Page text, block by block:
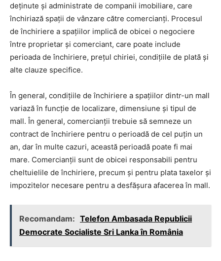
deținute și administrate de companii imobiliare, care
închiriază spații de vânzare către comercianți. Procesul
de închiriere a spațiilor implică de obicei o negociere
între proprietar și comerciant, care poate include
perioada de închiriere, prețul chiriei, condițiile de plată și
alte clauze specifice.
În general, condițiile de închiriere a spațiilor dintr-un mall
variază în funcție de localizare, dimensiune și tipul de
mall. În general, comercianții trebuie să semneze un
contract de închiriere pentru o perioadă de cel puțin un
an, dar în multe cazuri, această perioadă poate fi mai
mare. Comercianții sunt de obicei responsabili pentru
cheltuielile de închiriere, precum și pentru plata taxelor și
impozitelor necesare pentru a desfășura afacerea în mall.
Recomandam: Telefon Ambasada Republicii
Democrate Socialiste Sri Lanka în România